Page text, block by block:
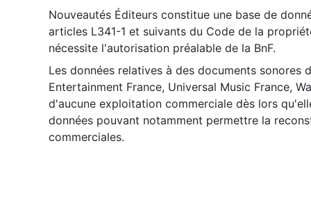
Nouveautés Éditeurs constitue une base de
articles L341-1 et suivants du Code de la
nécessite l'autorisation préalable de la BnF.
Les données relatives à des documents sonores
Entertainment France, Universal Music France,
d'aucune exploitation commerciale dès lors
données pouvant notamment permettre la
commerciales.